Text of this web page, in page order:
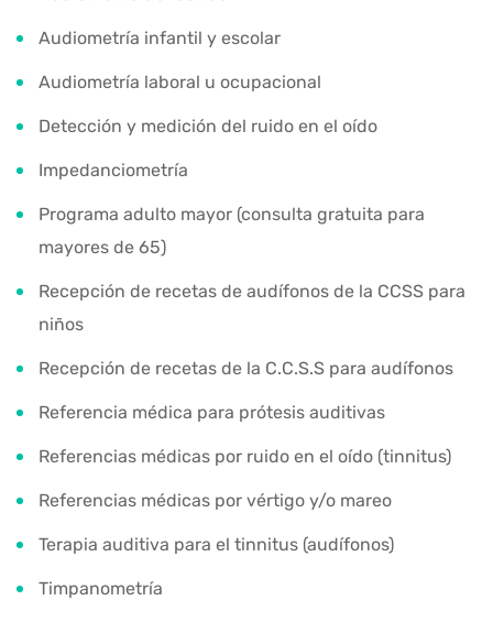
Audiometría infantil y escolar
Audiometría laboral u ocupacional
Detección y medición del ruido en el oído
Impedanciometría
Programa adulto mayor (consulta gratuita para
mayores de 65)
Recepción de recetas de audífonos de la CCSS para
niños
Recepción de recetas de la C.C.S.S para audífonos
Referencia médica para prótesis auditivas
Referencias médicas por ruido en el oído (tinnitus)
Referencias médicas por vértigo y/o mareo
Terapia auditiva para el tinnitus (audífonos)
Timpanometría